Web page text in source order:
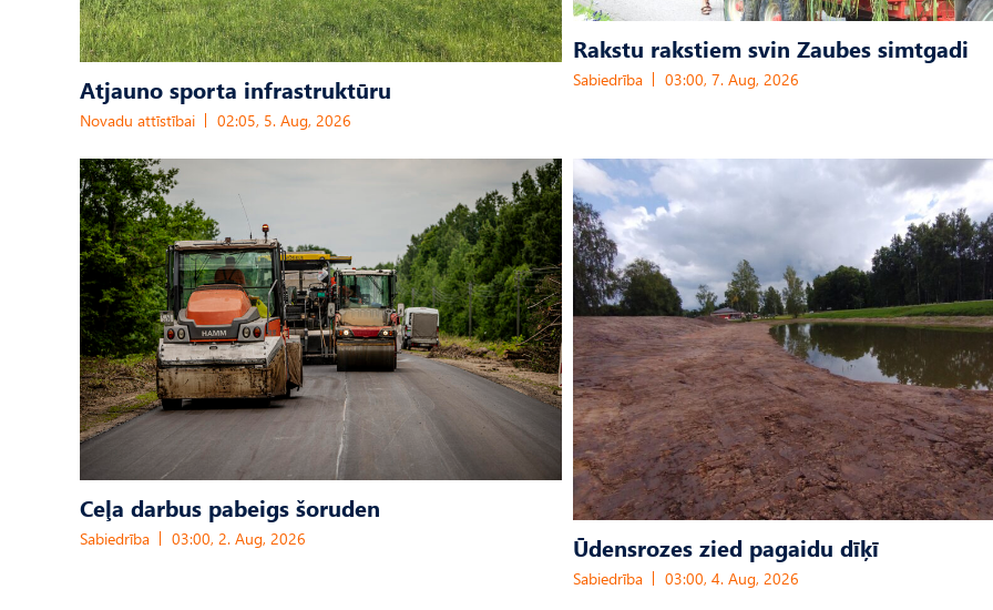
Atjauno sporta infrastruktūru
Novadu attīstībai 02:05, 5. Aug, 2026
Rakstu rakstiem svin Zaubes simtgadi
Sabiedrība 03:00, 7. Aug, 2026
Ceļa darbus pabeigs šoruden
Sabiedrība 03:00, 2. Aug, 2026 Ūdensrozes zied pagaidu dīķī
Sabiedrība 03:00, 4. Aug, 2026